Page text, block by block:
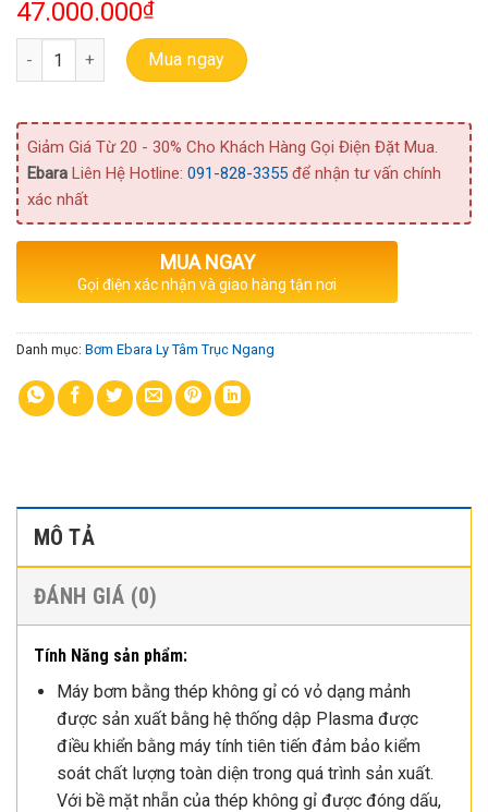
47.000.000₫
Bơm Ebara Buồng Bơm Bằng Inox Model 3M 65-125/7.5 số lượng
Mua ngay
Giảm Giá Từ 20 - 30% Cho Khách Hàng Gọi Điện Đặt Mua.
Ebara Liên Hệ Hotline: 091-828-3355 để nhận tư vấn chính
xác nhất
MUA NGAY
Gọi điện xác nhận và giao hàng tận nơi
Danh mục: Bơm Ebara Ly Tâm Trục Ngang
MÔ TẢ
ĐÁNH GIÁ (0)
Tính Năng sản phẩm:
Máy bơm bằng thép không gỉ có vỏ dạng mảnh
được sản xuất bằng hệ thống dập Plasma được
điều khiển bằng máy tính tiên tiến đảm bảo kiểm
soát chất lượng toàn diện trong quá trình sản xuất.
Với bề mặt nhẵn của thép không gỉ được đóng dấu,